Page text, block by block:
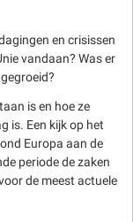
en crisissen
vandaan? Was er
is en hoe ze
is. Een kijk op het
Europa aan de
periode de zaken
de meest actuele